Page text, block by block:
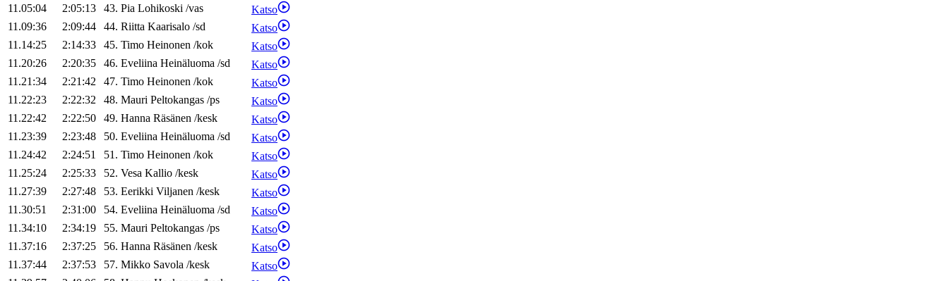
11.05:04
2:05:13 43. Pia Lohikoski /vas
Katso
11.09:36
2:09:44 44. Riitta Kaarisalo /sd
Katso
11.14:25
2:14:33 45. Timo Heinonen /kok
Katso
11.20:26
2:20:35 46. Eveliina Heinäluoma /sd
Katso
11.21:34
2:21:42 47. Timo Heinonen /kok
Katso
11.22:23
2:22:32 48. Mauri Peltokangas /ps
Katso
11.22:42
2:22:50 49. Hanna Räsänen /kesk
Katso
11.23:39
2:23:48 50. Eveliina Heinäluoma /sd
Katso
11.24:42
2:24:51 51. Timo Heinonen /kok
Katso
11.25:24
2:25:33 52. Vesa Kallio /kesk
Katso
11.27:39
2:27:48 53. Eerikki Viljanen /kesk
Katso
11.30:51
2:31:00 54. Eveliina Heinäluoma /sd
Katso
11.34:10
2:34:19 55. Mauri Peltokangas /ps
Katso
11.37:16
2:37:25 56. Hanna Räsänen /kesk
Katso
11.37:44
2:37:53 57. Mikko Savola /kesk
Katso